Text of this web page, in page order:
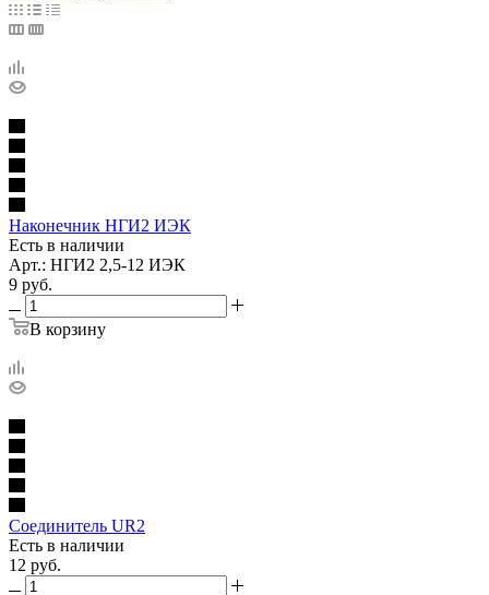
Наконечник НГИ2 ИЭК
Есть в наличии
Арт.: НГИ2 2,5-12 ИЭК
9 руб.
В корзину
Соединитель UR2
Есть в наличии
12 руб.